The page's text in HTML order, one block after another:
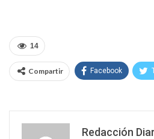
14
Compartir Facebook
Redacción